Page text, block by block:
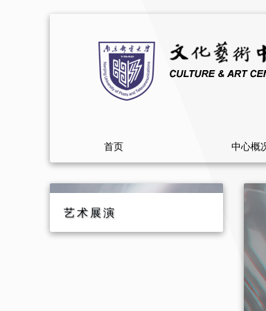
首页 中心概
艺术展演